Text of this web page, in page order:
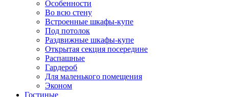
Особенности
Во всю стену
Встроенные шкафы-купе
Под потолок
Раздвижные шкафы-купе
Открытая секция посередине
Распашные
Гардероб
Для маленького помещения
Эконом
Гостиные